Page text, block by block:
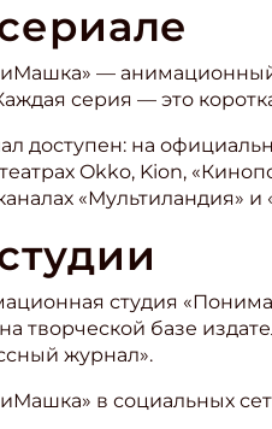
—
серия — это
доступен: на
Okko, Kion,
«Мультиландия»
студия
творческой базе
журнал».
в социальных